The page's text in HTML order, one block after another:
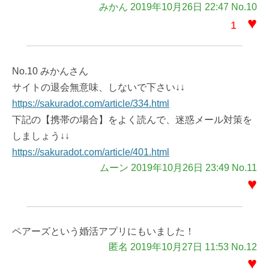
みかん 2019年10月26日 22:47 No.10
1 ♥
No.10 みかんさん
サイトの退会無意味、しないで下さい↓↓
https://sakuradot.com/article/334.html
下記の【携帯の場合】をよく読んで、迷惑メール対策を
しましょう↓↓
https://sakuradot.com/article/401.html
ムーン 2019年10月26日 23:49 No.11
♥
ペアーズという婚活アプリにもいました！
匿名 2019年10月27日 11:53 No.12
♥